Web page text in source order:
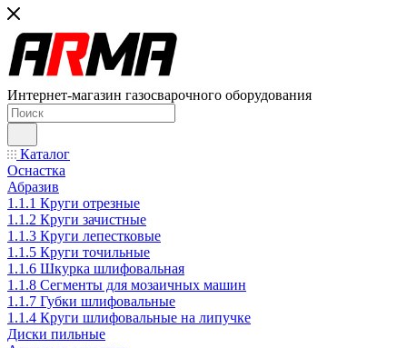
Интернет-магазин газосварочного оборудования
Каталог
Оснастка
Абразив
1.1.1 Круги отрезные
1.1.2 Круги зачистные
1.1.3 Круги лепестковые
1.1.5 Круги точильные
1.1.6 Шкурка шлифовальная
1.1.8 Сегменты для мозаичных машин
1.1.7 Губки шлифовальные
1.1.4 Круги шлифовальные на липучке
Диски пильные